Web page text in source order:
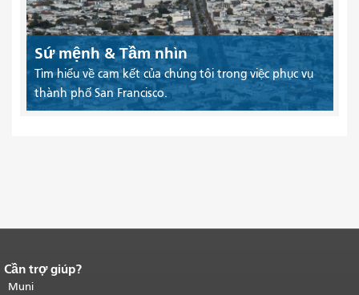
Sứ mệnh & Tầm nhìn
Tìm hiểu về cam kết của chúng tôi trong việc phục vụ
thành phố San Francisco.
Kết thúc nội dung trang.
của trang này được lặp lại trên mọi
Cần trợ giúp?
Muni